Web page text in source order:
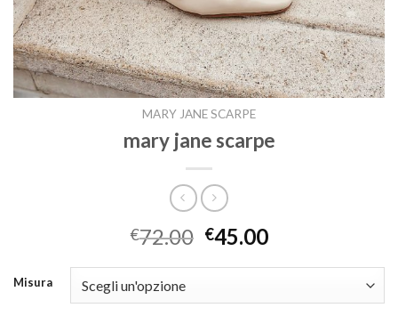
MARY JANE SCARPE
mary jane scarpe
€72.00 €45.00
Misura